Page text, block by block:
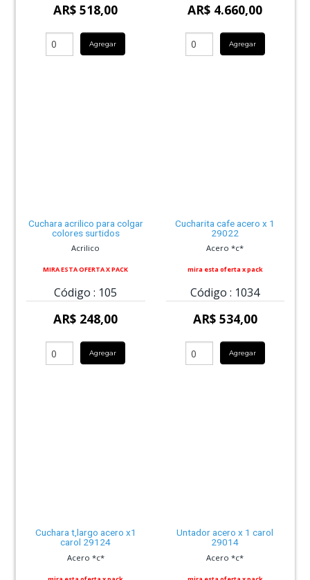
AR$ 518,00
Agregar
AR$ 4.660,00
Agregar
Cuchara acrilico para colgar
colores surtidos
Acrilico
MIRA ESTA OFERTA X PACK
Código : 105
AR$ 248,00
Agregar
Cucharita cafe acero x 1
29022
Acero *c*
mira esta oferta x pack
Código : 1034
AR$ 534,00
Agregar
Cuchara t,largo acero x1
carol 29124
Acero *c*
Untador acero x 1 carol
29014
Acero *c*